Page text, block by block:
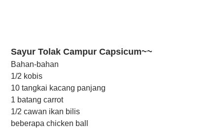
Sayur Tolak Campur Capsicum~~
Bahan-bahan
1/2 kobis
10 tangkai kacang panjang
1 batang carrot
1/2 cawan ikan bilis
beberapa chicken ball